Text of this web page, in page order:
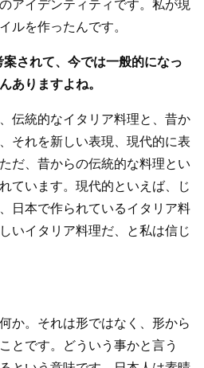
アイデンティティです。私が現
ルを作ったんです。
されて、今では一般的になっ
ありますよね。
伝統的なイタリア料理と、昔か
それを新しい表現、現代的に表
だ、昔からの伝統的な料理とい
ています。現代的といえば、じ
日本で作られているイタリア料
いイタリア料理だ、と私は信じ
か。それは形ではなく、形から
とです。どういう事かと言う